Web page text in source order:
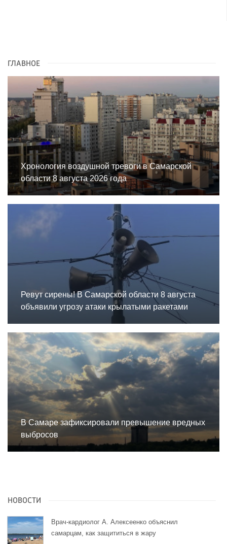
ГЛАВНОЕ
Хронология воздушной тревоги в Самарской
области 8 августа 2026 года
Ревут сирены! В Самарской области 8 августа
объявили угрозу атаки крылатыми ракетами
В Самаре зафиксировали превышение вредных
выбросов
НОВОСТИ
Врач-кардиолог А. Алексеенко объяснил
самарцам, как защититься в жару